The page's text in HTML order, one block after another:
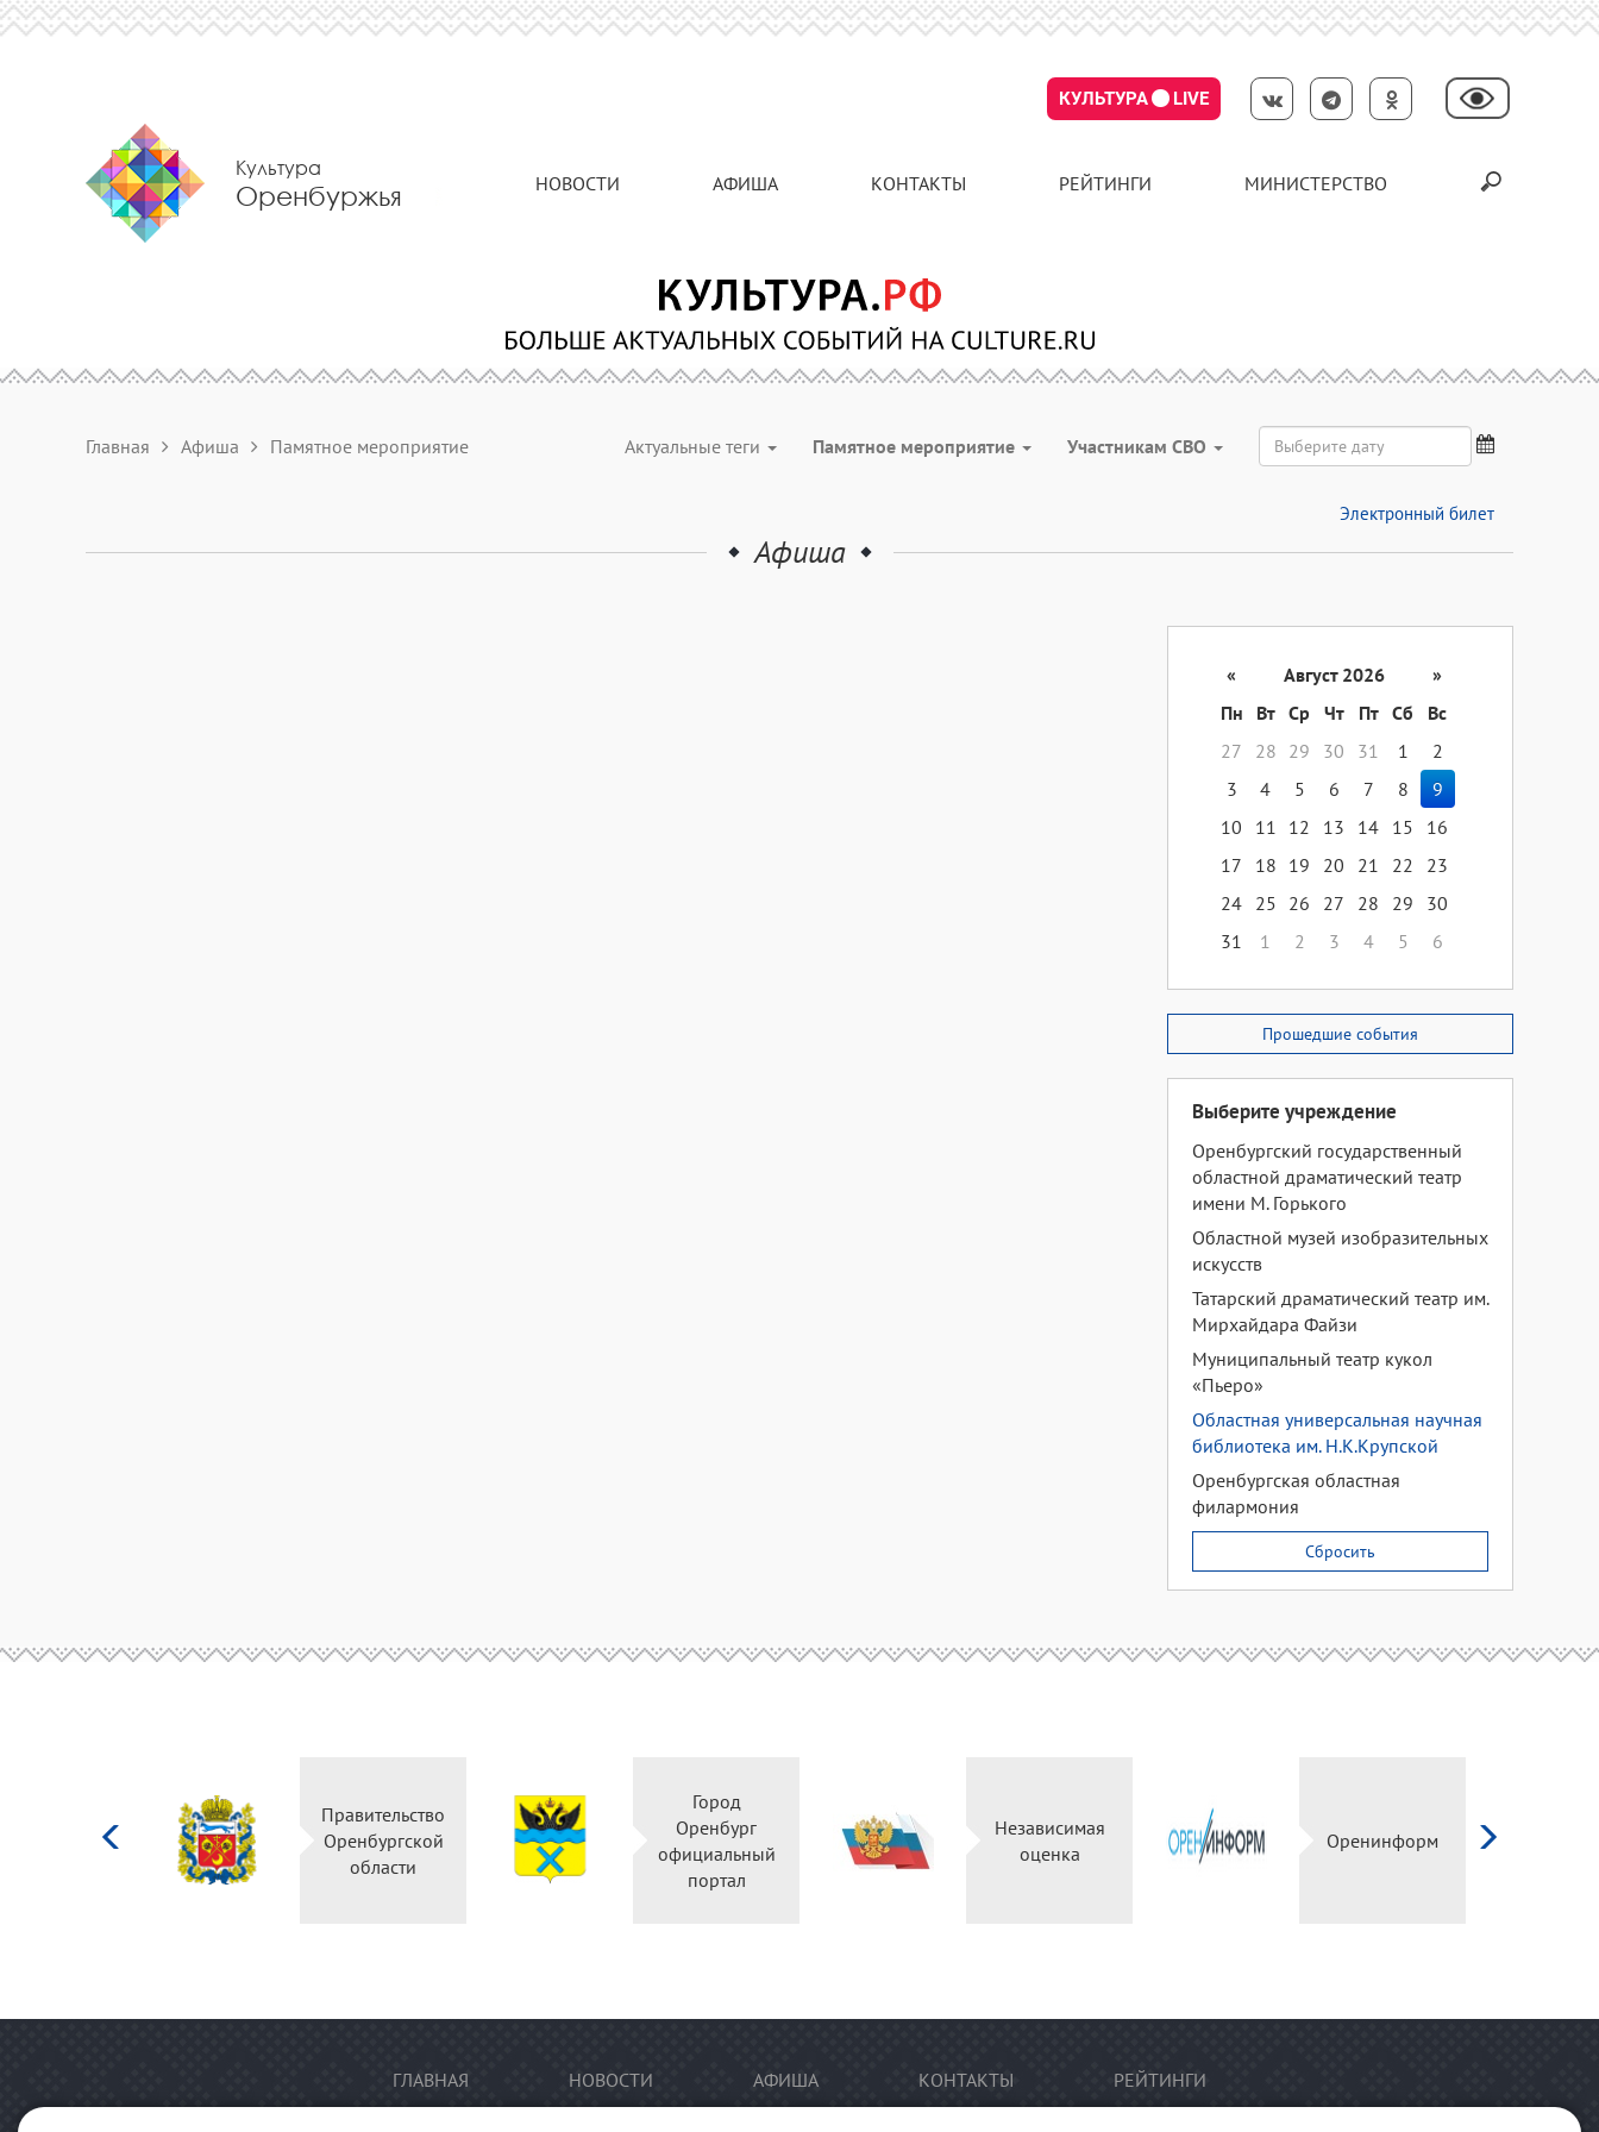
КУЛЬТУРА LIVE
Культура
Оренбуржья НОВОСТИ АФИША КОНТАКТЫ РЕЙТИНГИ МИНИСТЕРСТВО
Главная Афиша Памятное мероприятие Актуальные теги Памятное мероприятие Участникам СВО
Электронный билет
Афиша
« Август 2026
»
Пн
Вт Ср Чт Пт Сб
Вс
27
28 29 30 31 1
2
3
4 5 6 7 8
9
10
11 12 13 14 15
16
17
18 19 20 21 22
23
24 25 26 27 28 29
30
31
1 2 3 4 5 6
Прошедшие события
Выберите учреждение
Оренбургский государственный
областной драматический театр
имени М. Горького
Областной музей изобразительных
искусств
Татарский драматический театр им.
Мирхайдара Файзи
Муниципальный театр кукол
«Пьеро»
Областная универсальная научная
библиотека им. Н.К.Крупской
Оренбургская областная
филармония
Сбросить
Правительство
Оренбургской
области
Город
Оренбург
официальный
портал
Независимая
оценка
Оренинформ
ГЛАВНАЯ НОВОСТИ АФИША КОНТАКТЫ РЕЙТИНГИ